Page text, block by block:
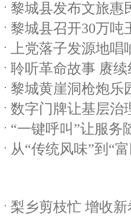
黎城县发布文旅惠
黎城县召开30万吨
上党落子发源地唱
聆听革命故事 赓
黎城黄崖洞枪炮乐
数字门牌让基层治
“一键呼叫”让服务
从“传统风味”到“
梨乡剪枝忙 增收新